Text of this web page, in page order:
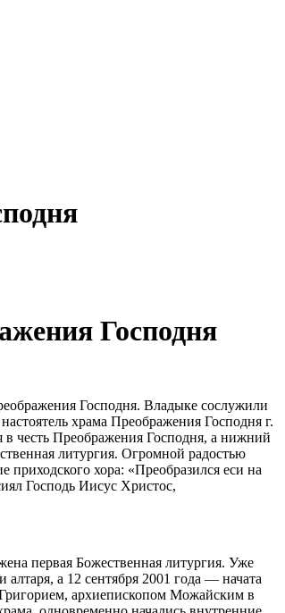
Господня
Господня. Владыке сослужили
храма Преображения Господня г.
честь Преображения Господня, а нижний
литургия. Огромной радостью
хора: «Преобразился еси на
Господь Иисус Христос,
первая Божественная литургия. Уже
а 12 сентября 2001 года — начата
архиепископом Можайским в